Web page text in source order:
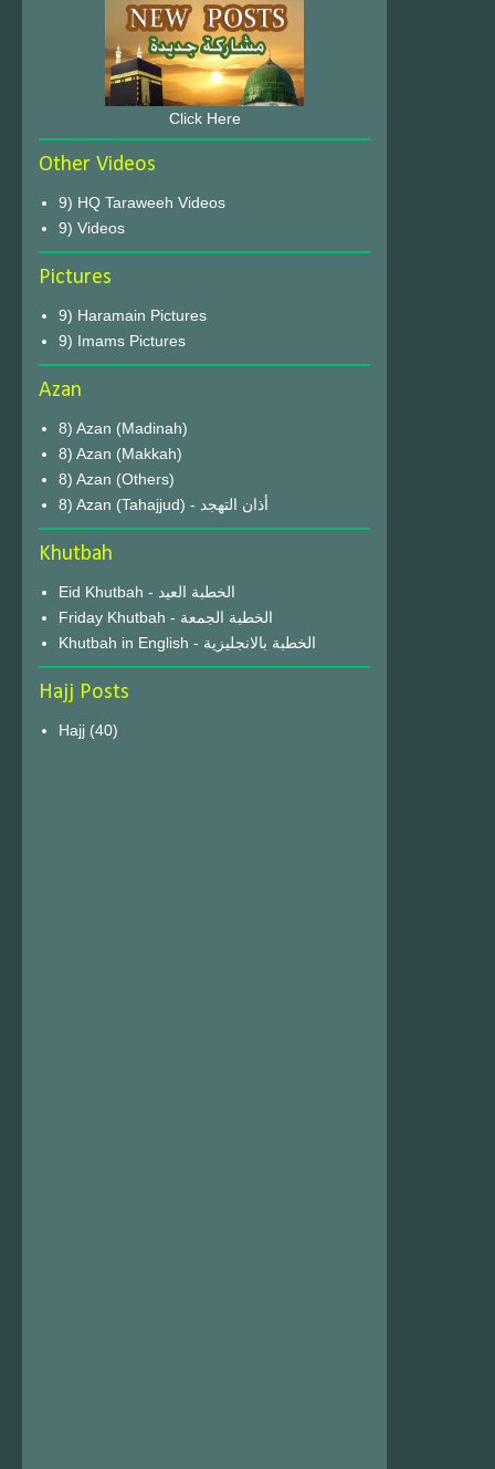
Click Here
Other Videos
9) HQ Taraweeh Videos
9) Videos
Pictures
9) Haramain Pictures
9) Imams Pictures
Azan
8) Azan (Madinah)
8) Azan (Makkah)
8) Azan (Others)
8) Azan (Tahajjud) - أذان التهجد
Khutbah
Eid Khutbah - الخطبة العيد
Friday Khutbah - الخطبة الجمعة
Khutbah in English - الخطبة بالانجليزية
Hajj Posts
Hajj (40)